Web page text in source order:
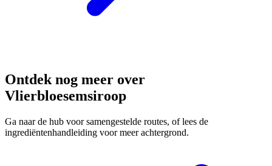
Ontdek nog meer over
Vlierbloesemsiroop
Ga naar de hub voor samengestelde routes, of lees de
ingrediëntenhandleiding voor meer achtergrond.